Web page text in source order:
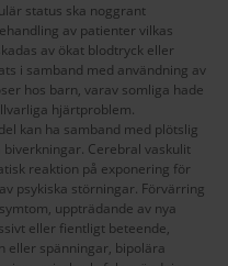
status ska noggrant
av patienter vilkas
av ökat blodtryck eller
i samband med användning av
hos barn, varav somliga hade
hjärtproblem.
kan ha samband med plötslig
Cerebral vaskulit
reaktion på exponering för
psykiska störningar. Förvärring
uppträdande av nya
eller fientligt beteende,
eller spänningar, bipolära